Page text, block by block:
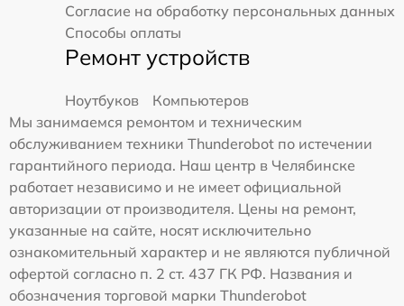
Согласие на обработку персональных данных
Способы оплаты
Ремонт устройств
Ноутбуков
Компьютеров
Мы занимаемся ремонтом и техническим
обслуживанием техники Thunderobot по истечении
гарантийного периода. Наш центр в Челябинске
работает независимо и не имеет официальной
авторизации от производителя. Цены на ремонт,
указанные на сайте, носят исключительно
ознакомительный характер и не являются публичной
офертой согласно п. 2 ст. 437 ГК РФ. Названия и
обозначения торговой марки Thunderobot